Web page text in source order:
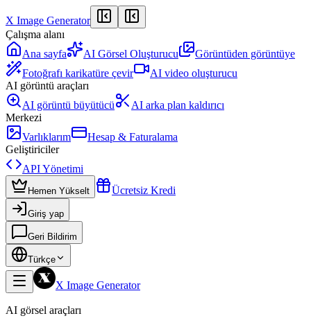
X Image Generator
Çalışma alanı
Ana sayfa
AI Görsel Oluşturucu
Görüntüden görüntüye
Fotoğrafı karikatüre çevir
AI video oluşturucu
AI görüntü araçları
AI görüntü büyütücü
AI arka plan kaldırıcı
Merkezi
Varlıklarım
Hesap & Faturalama
Geliştiriciler
API Yönetimi
Hemen Yükselt Ücretsiz Kredi
Giriş yap
Geri Bildirim
Türkçe
X Image Generator
AI görsel araçları